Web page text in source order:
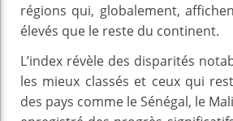
régions qui, globalement,
élevés que le reste du continent.
L’index révèle des disparités
les mieux classés et ceux qui
des pays comme le Sénégal, le